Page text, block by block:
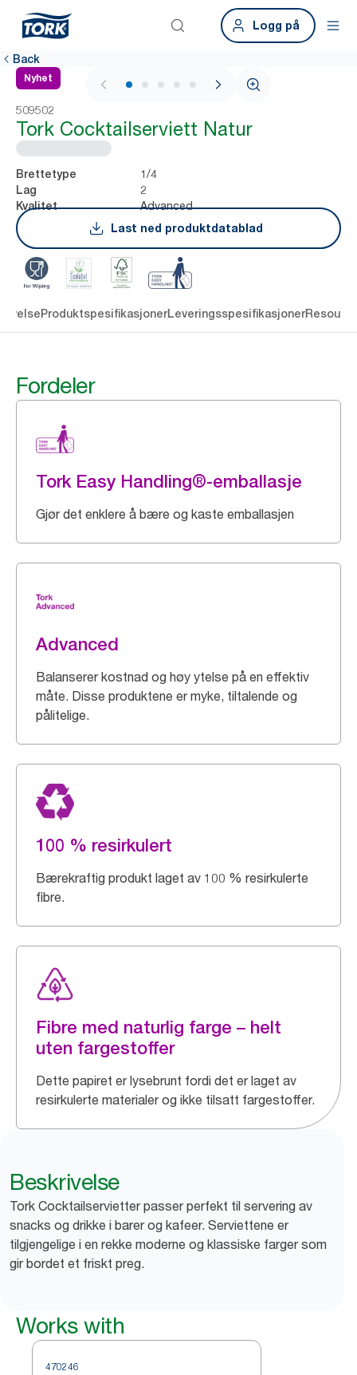
Logg på
Back
Nyhet
1 / 5
509502
Tork Cocktailserviett Natur
Brettetype 1/4
Lag 2
Kvalitet
Advanced
Last ned produktdatablad
ProduktspesifikasjonerLeveringsspesifikasjoner
Fordeler
Tork Easy Handling®-emballasje
Gjør det enklere å bære og kaste emballasjen
Advanced
Balanserer kostnad og høy ytelse på en effektiv
måte. Disse produktene er myke, tiltalende og
pålitelige.
100 % resirkulert
Bærekraftig produkt laget av 100 % resirkulerte
fibre.
Fibre med naturlig farge – helt
uten fargestoffer
Dette papiret er lysebrunt fordi det er laget av
resirkulerte materialer og ikke tilsatt fargestoffer.
Beskrivelse
Tork Cocktailservietter passer perfekt til servering av
snacks og drikke i barer og kafeer. Serviettene er
tilgjengelige i en rekke moderne og klassiske farger som
gir bordet et friskt preg.
Works with
470246